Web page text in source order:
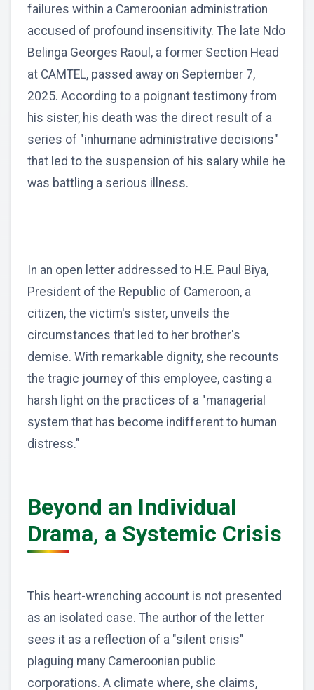
failures within a Cameroonian administration
accused of profound insensitivity. The late Ndo
Belinga Georges Raoul, a former Section Head
at CAMTEL, passed away on September 7,
2025. According to a poignant testimony from
his sister, his death was the direct result of a
series of "inhumane administrative decisions"
that led to the suspension of his salary while he
was battling a serious illness.
In an open letter addressed to H.E. Paul Biya,
President of the Republic of Cameroon, a
citizen, the victim's sister, unveils the
circumstances that led to her brother's
demise. With remarkable dignity, she recounts
the tragic journey of this employee, casting a
harsh light on the practices of a "managerial
system that has become indifferent to human
distress."
Beyond an Individual
Drama, a Systemic Crisis
This heart-wrenching account is not presented
as an isolated case. The author of the letter
sees it as a reflection of a "silent crisis"
plaguing many Cameroonian public
corporations. A climate where, she claims,